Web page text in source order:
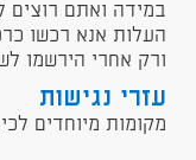
במידה ואתם רוצים
ורק אחרי הירשמו
עזרי נגישות
מקומות מיוחדים